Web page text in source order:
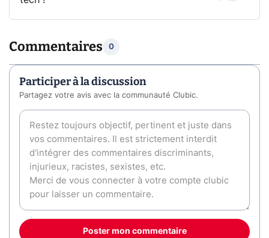
Commentaires 0
Participer à la discussion
Partagez votre avis avec la communauté Clubic.
Poster mon commentaire